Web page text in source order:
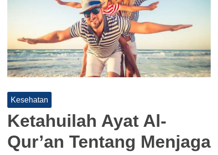
Kesehatan
Ketahuilah Ayat Al-
Qur’an Tentang Menjaga